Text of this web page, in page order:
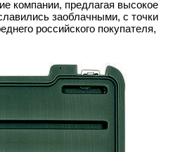
компании, предлагая высокое
заоблачными, с точки
российского покупателя,